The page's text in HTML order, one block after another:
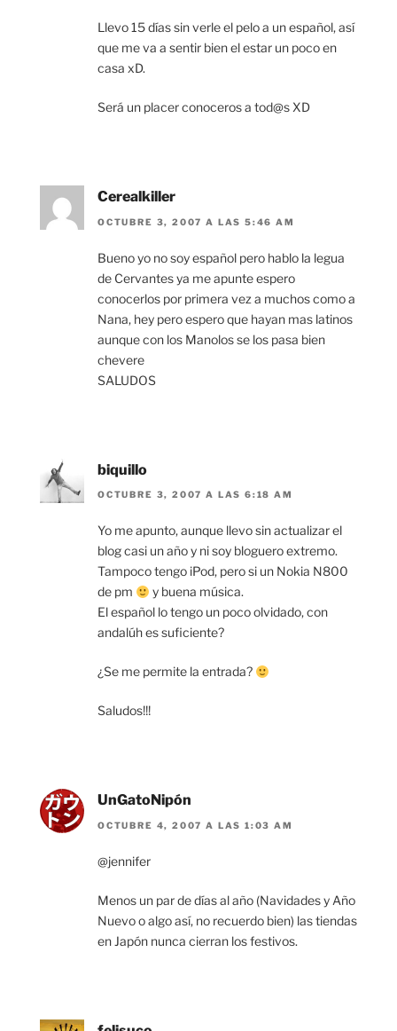
Llevo 15 días sin verle el pelo a un español, así
que me va a sentir bien el estar un poco en
casa xD.
Será un placer conoceros a tod@s XD
Cerealkiller
OCTUBRE 3, 2007 A LAS 5:46 AM
Bueno yo no soy español pero hablo la legua
de Cervantes ya me apunte espero
conocerlos por primera vez a muchos como a
Nana, hey pero espero que hayan mas latinos
aunque con los Manolos se los pasa bien
chevere
SALUDOS
biquillo
OCTUBRE 3, 2007 A LAS 6:18 AM
Yo me apunto, aunque llevo sin actualizar el
blog casi un año y ni soy bloguero extremo.
Tampoco tengo iPod, pero si un Nokia N800
de pm
y buena música.
El español lo tengo un poco olvidado, con
andalúh es suficiente?
¿Se me permite la entrada?
Saludos!!!
UnGatoNipón
OCTUBRE 4, 2007 A LAS 1:03 AM
@jennifer
Menos un par de días al año (Navidades y Año
Nuevo o algo así, no recuerdo bien) las tiendas
en Japón nunca cierran los festivos.